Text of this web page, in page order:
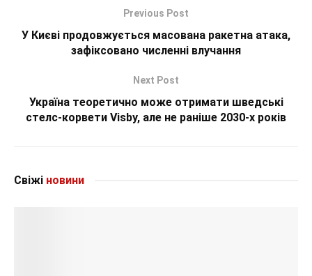
Previous Post
У Києві продовжується масована ракетна атака,
зафіксовано численні влучання
Next Post
Україна теоретично може отримати шведські
стелс-корвети Visby, але не раніше 2030-х років
Свіжі новини